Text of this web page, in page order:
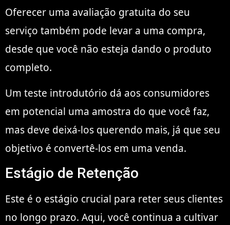
Oferecer uma avaliação gratuita do seu
serviço também pode levar a uma compra,
desde que você não esteja dando o produto
completo.
Um teste introdutório dá aos consumidores
em potencial uma amostra do que você faz,
mas deve deixá-los querendo mais, já que seu
objetivo é convertê-los em uma venda.
Estágio de Retenção
Este é o estágio crucial para reter seus clientes
no longo prazo. Aqui, você continua a cultivar